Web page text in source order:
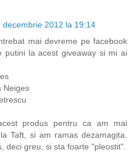
decembrie 2012 la 19:14
mai devreme pe facebook
putini la acest giveaway si mi ai
Neiges
produs pentru ca am mai
Taft, si am ramas dezamagita.
deci greu, si sta foarte "pleostit".